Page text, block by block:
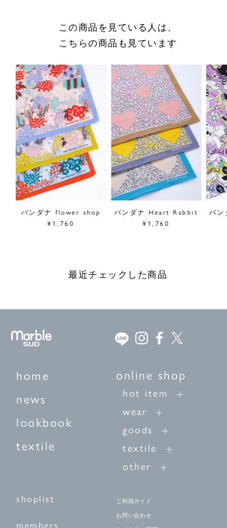
この商品を見ている人は、
こちらの商品も見ています
バンダナ flower shop
¥1,760
バンダナ Heart Rabbit
¥1,760
バ
最近チェックした商品
home
news
lookbook
textile
online shop
hot item
wear
goods
textile
other
shoplist
members
ご利用ガイド
お問い合わせ